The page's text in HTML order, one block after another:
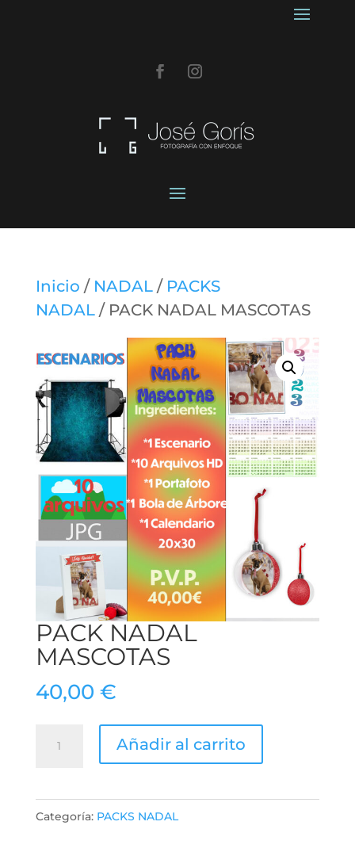
Inicio / NADAL/ PACKS
NADAL/ PACK NADAL MASCOTAS
PACK NADAL
MASCOTAS
40,00 €
cantidad
Añadir al carrito
Categoría: PACKS NADAL